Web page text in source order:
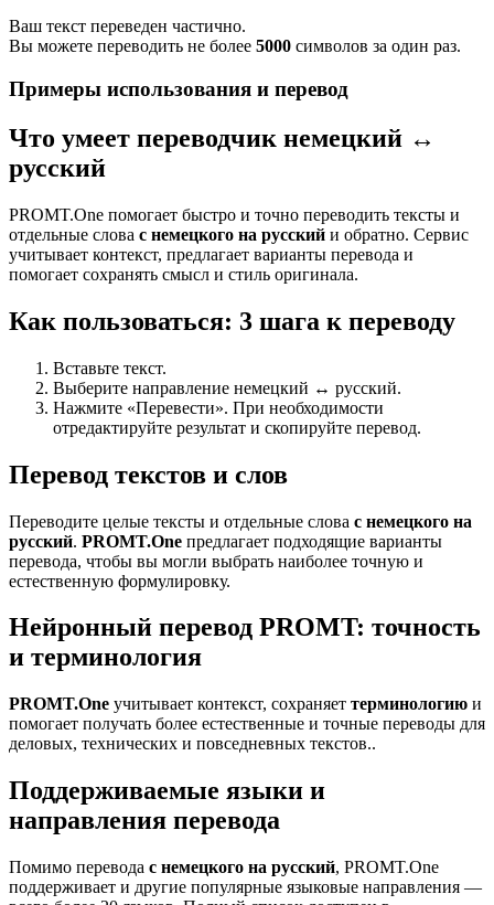
Ваш текст переведен частично.
Вы можете переводить не более 5000 символов за один раз.
Примеры использования и перевод
Что умеет переводчик немецкий ↔
русский
PROMT.One помогает быстро и точно переводить тексты и
отдельные слова с немецкого на русский и обратно. Сервис
учитывает контекст, предлагает варианты перевода и
помогает сохранять смысл и стиль оригинала.
Как пользоваться: 3 шага к переводу
Вставьте текст.
Выберите направление немецкий ↔ русский.
Нажмите «Перевести». При необходимости
отредактируйте результат и скопируйте перевод.
Перевод текстов и слов
Переводите целые тексты и отдельные слова с немецкого на
русский. PROMT.One предлагает подходящие варианты
перевода, чтобы вы могли выбрать наиболее точную и
естественную формулировку.
Нейронный перевод PROMT: точность
и терминология
PROMT.One учитывает контекст, сохраняет терминологию и
помогает получать более естественные и точные переводы для
деловых, технических и повседневных текстов..
Поддерживаемые языки и
направления перевода
Помимо перевода с немецкого на русский, PROMT.One
поддерживает и другие популярные языковые направления —